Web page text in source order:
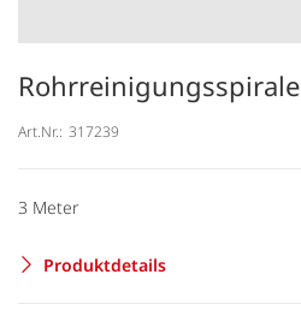
Rohrreinigungsspirale
Art.Nr.: 317239
3 Meter
Produktdetails